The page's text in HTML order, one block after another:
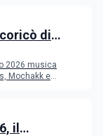
di
2026 musica
Mochakk e
il